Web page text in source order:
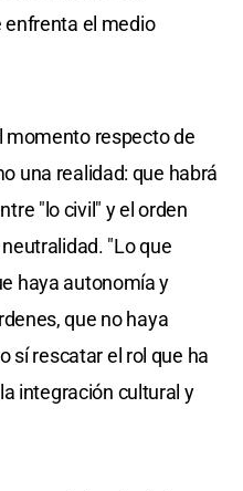
enfrenta el medio
momento respecto de
una realidad: que habrá
"lo civil" y el orden
"Lo que
haya autonomía y
que no haya
sí rescatar el rol que ha
integración cultural y